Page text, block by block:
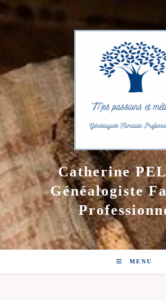
Catherine
Généalogiste
MENU